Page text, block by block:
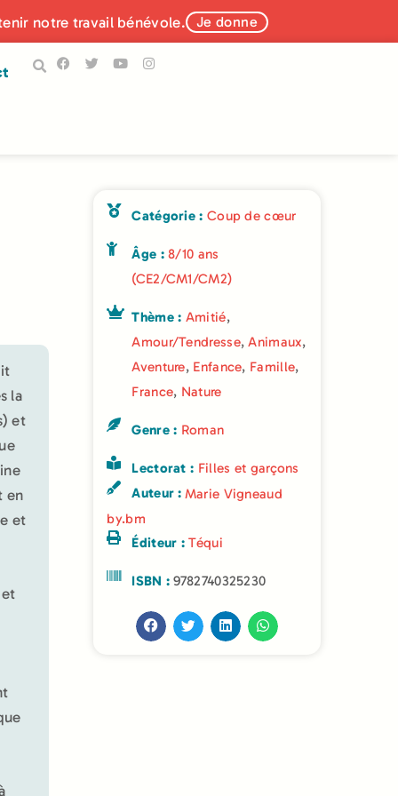
notre travail bénévole. Je donne
la
et
en
et
Catégorie : Coup de cœur
Âge :8/10 ans
(CE2/CM1/CM2)
Thème : Amitié,
Amour/Tendresse,Animaux,
Aventure, Enfance, Famille,
France, Nature
Genre : Roman
Lectorat : Filles et garçons
Auteur : Marie Vigneaud
by.bm
Éditeur :Téqui
ISBN :9782740325230